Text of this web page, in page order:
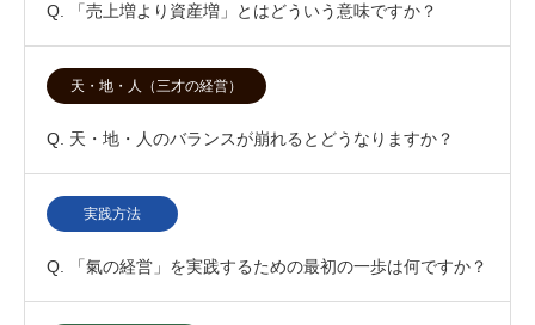
Q. 「売上増より資産増」とはどういう意味ですか？
天・地・人（三才の経営）
Q. 天・地・人のバランスが崩れるとどうなりますか？
実践方法
Q. 「氣の経営」を実践するための最初の一歩は何ですか？